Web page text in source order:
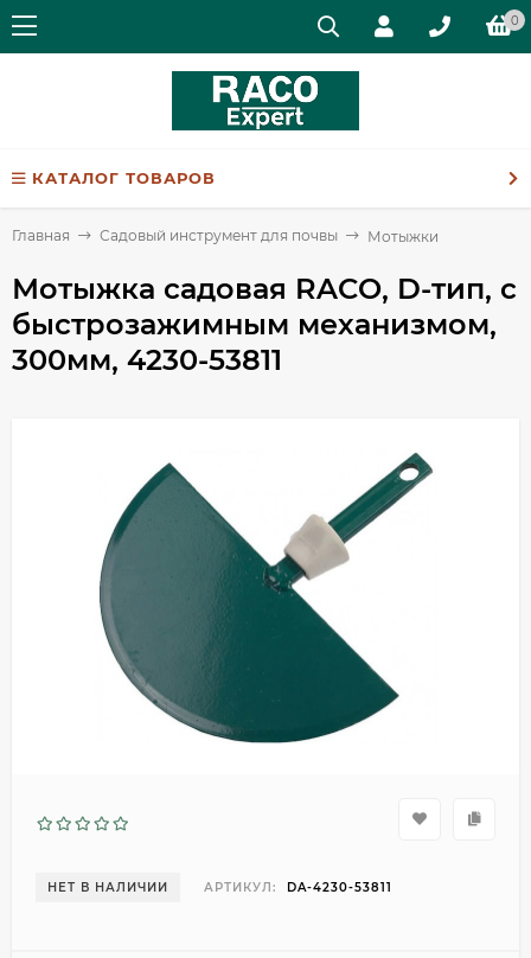
0
КАТАЛОГ ТОВАРОВ
Главная Садовый инструмент для почвы Мотыжки
Мотыжка садовая RACO, D-тип, с
быстрозажимным механизмом,
300мм, 4230-53811
НЕТ В НАЛИЧИИ АРТИКУЛ: DA-4230-53811